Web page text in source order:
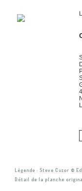
Légende : Steve Cuzor ©
Détail de la planche